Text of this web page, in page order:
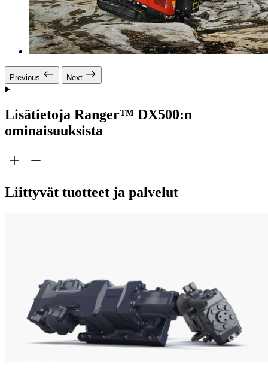
Previous Next
Lisätietoja Ranger™ DX500:n
ominaisuuksista
Liittyvät tuotteet ja palvelut